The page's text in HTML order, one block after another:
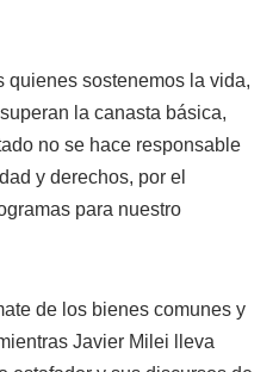
quienes sostenemos la vida,
la canasta básica,
no se hace responsable
y derechos, por el
para nuestro
de los bienes comunes y
Javier Milei lleva